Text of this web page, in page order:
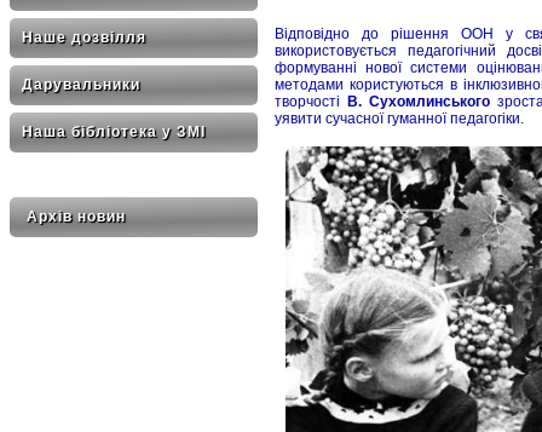
Наше дозвілля
Дарувальники
Наша бібліотека у ЗМІ
Архів новин
Відповідно до рішення ООН у
використовується педагогічний
формуванні нової системи
методами користуються в
творчості В. Сухомлинського
уявити сучасної гуманної педагогіки.